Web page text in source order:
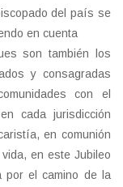
del país se
en cuenta
son también los
y consagradas
con el
cada jurisdicción
en comunión
en este Jubileo
por el camino de la